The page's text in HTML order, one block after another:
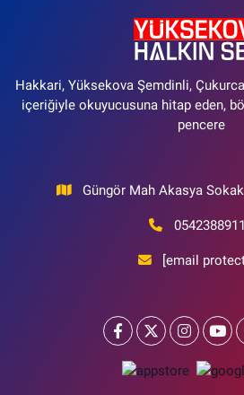
Hakkari, Yüksekova Şemdinli,
içeriğiyle okuyucusuna hitap eden,
pencere
Güngör Mah Akasya
[email